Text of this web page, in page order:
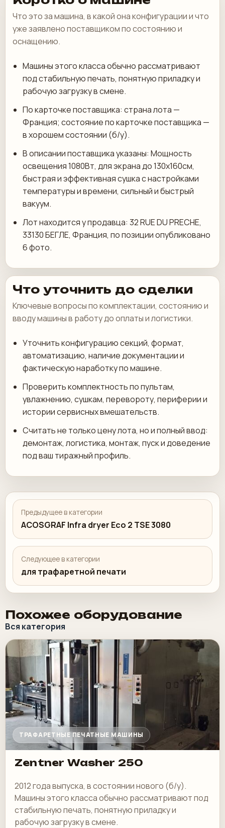
Что это за машина, в какой она конфигурации и что
уже заявлено поставщиком по состоянию и
оснащению.
Машины этого класса обычно рассматривают
под стабильную печать, понятную приладку и
рабочую загрузку в смене.
По карточке поставщика: страна лота —
Франция; состояние по карточке поставщика —
в хорошем состоянии (б/у).
В описании поставщика указаны: Мощность
освещения 1080Вт, для экрана до 130х160см,
быстрая и эффективная сушка с настройками
температуры и времени, сильный и быстрый
вакуум.
Лот находится у продавца: 32 RUE DU PRECHE,
33130 БЕГЛЕ, Франция, по позиции опубликовано
6 фото.
Что уточнить до сделки
Ключевые вопросы по комплектации, состоянию и
вводу машины в работу до оплаты и логистики.
Уточнить конфигурацию секций, формат,
автоматизацию, наличие документации и
фактическую наработку по машине.
Проверить комплектность по пультам,
увлажнению, сушкам, перевороту, периферии и
истории сервисных вмешательств.
Считать не только цену лота, но и полный ввод:
демонтаж, логистика, монтаж, пуск и доведение
под ваш тиражный профиль.
Предыдущее в категории
ACOSGRAF Infra dryer Eco 2 TSE 3080
Следующее в категории
для трафаретной печати
Похожее оборудование
Вся категория
ТРАФАРЕТНЫЕ ПЕЧАТНЫЕ МАШИНЫ
Zentner Washer 250
2012 года выпуска, в состоянии нового (б/у).
Машины этого класса обычно рассматривают под
стабильную печать, понятную приладку и
рабочую загрузку в смене.